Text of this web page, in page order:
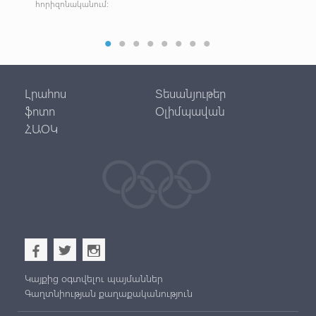
հորիզոնականում։
Լրահոս
Տեսանյութեր
ֆոտո
Օլիմպավան
ՀԱՕԿ
b a x
Կայքից օգտվելու պայմաններ
Գաղտնիության քաղաքականություն